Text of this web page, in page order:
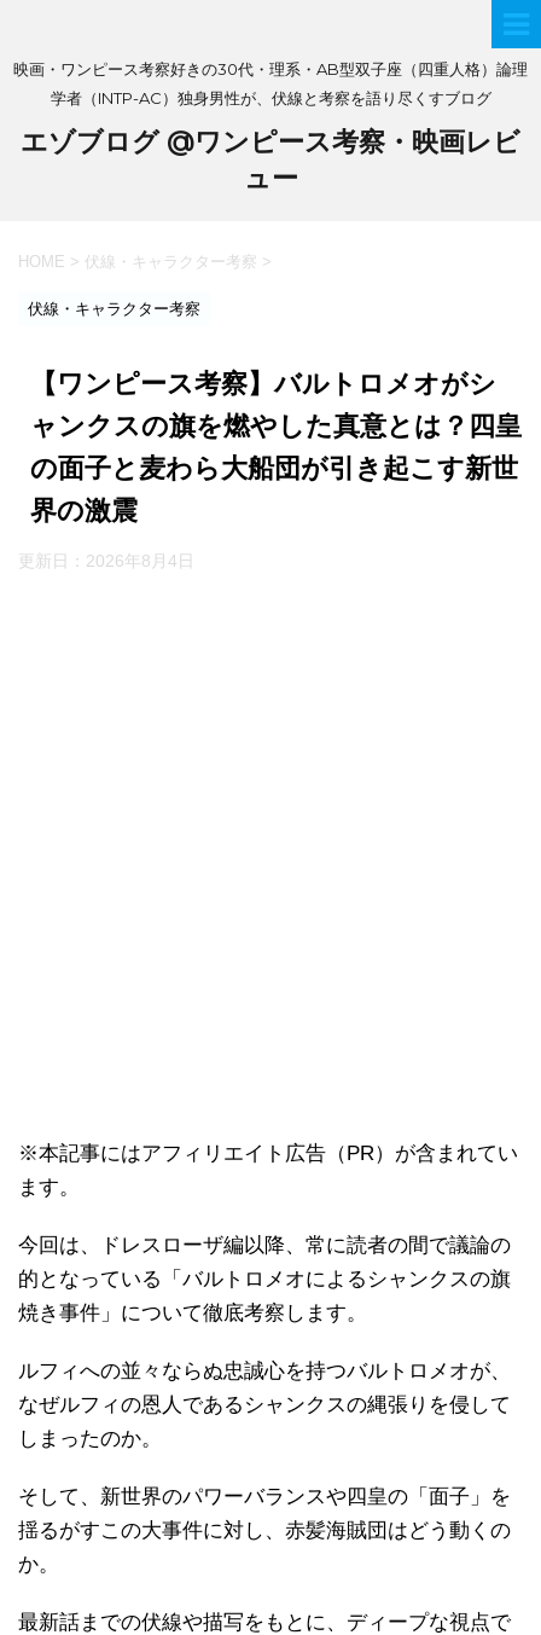
映画・ワンピース考察好きの30代・理系・AB型双子座（四重人格）論理
学者（INTP-AC）独身男性が、伏線と考察を語り尽くすブログ
エゾブログ @ワンピース考察・映画レビ
ュー
HOME > 伏線・キャラクター考察 >
伏線・キャラクター考察
【ワンピース考察】バルトロメオがシ
ャンクスの旗を燃やした真意とは？四皇
の面子と麦わら大船団が引き起こす新世
界の激震
更新日： 2026年8月4日
※本記事にはアフィリエイト広告（PR）が含まれてい
ます。
今回は、ドレスローザ編以降、常に読者の間で議論の
的となっている「バルトロメオによるシャンクスの旗
焼き事件」について徹底考察します。
ルフィへの並々ならぬ忠誠心を持つバルトロメオが、
なぜルフィの恩人であるシャンクスの縄張りを侵して
しまったのか。
そして、新世界のパワーバランスや四皇の「面子」を
揺るがすこの大事件に対し、赤髪海賊団はどう動くの
か。
最新話までの伏線や描写をもとに、ディープな視点で